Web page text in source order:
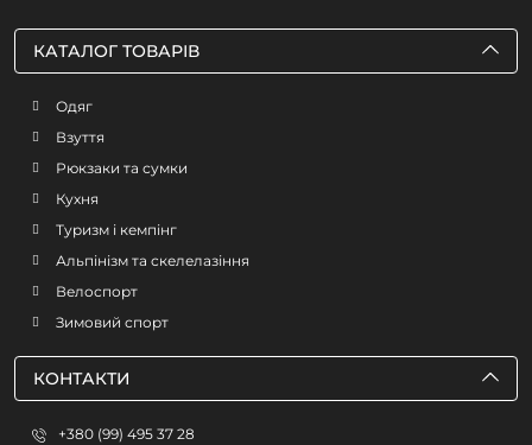
КАТАЛОГ ТОВАРІВ
Одяг
Взуття
Рюкзаки та сумки
Кухня
Туризм і кемпінг
Альпінізм та скелелазіння
Велоспорт
Зимовий спорт
КОНТАКТИ
+380 (99) 495 37 28